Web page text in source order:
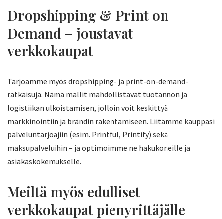
Dropshipping & Print on
Demand – joustavat
verkkokaupat
Tarjoamme myös dropshipping- ja print-on-demand-
ratkaisuja. Nämä mallit mahdollistavat tuotannon ja
logistiikan ulkoistamisen, jolloin voit keskittyä
markkinointiin ja brändin rakentamiseen. Liitämme kauppasi
palveluntarjoajiin (esim. Printful, Printify) sekä
maksupalveluihin – ja optimoimme ne hakukoneille ja
asiakaskokemukselle.
Meiltä myös edulliset
verkkokaupat pienyrittäjälle